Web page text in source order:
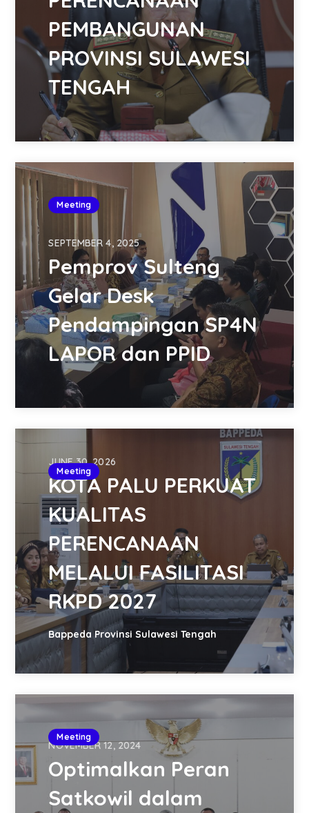
PEMBANGUNAN
PROVINSI SULAWESI
TENGAH
Meeting
SEPTEMBER 4, 2025
Pemprov Sulteng
Gelar Desk
Pendampingan SP4N
LAPOR dan PPID
Meeting
JUNE 30, 2026
KOTA PALU PERKUAT
KUALITAS
PERENCANAAN
MELALUI FASILITASI
RKPD 2027
Bappeda Provinsi Sulawesi Tengah
Meeting
NOVEMBER 12, 2024
Optimalkan Peran
Satkowil dalam